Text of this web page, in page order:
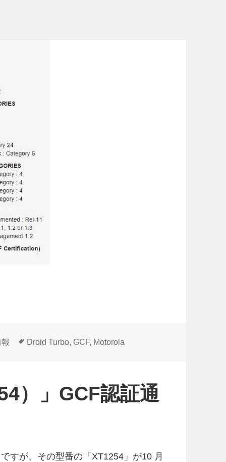
タ
Droid Turbo, GCF, Motorola
）」GCF認証通
すが、その型番の「XT1254」が10 月